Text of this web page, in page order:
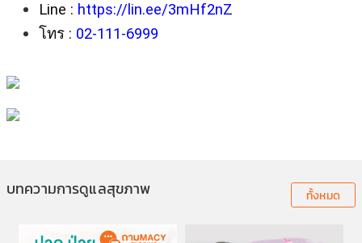
Line : https://lin.ee/3mHf2nZ
โทร : 02-111-6999
บทความการดูแลสุขภาพ ทั้งหมด